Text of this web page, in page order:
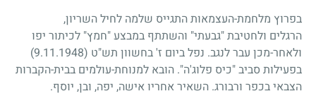
בפרוץ מלחמת-העצמאות התגייס שלמה לחיל השריון,
הרגלים ולחטיבת "גבעתי" והשתתף במבצע "חמץ" לכיתור יפו
ולאחר-מכן עבר לנגב. נפל ביום ז' בחשוון תש"ט (9.11.1948)
בפעילות סביב "כיס פלוג'ה". הובא למנוחת-עולמים בבית-הקברות
הצבאי בכפר ורבורג. השאיר אחריו אישה, יפה, ובן, יוסף.